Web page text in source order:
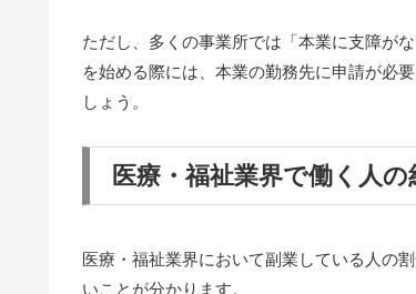
ただし、多くの事業所では「本業に支障が
を始める際には、本業の勤務先に申請が必
しょう。
医療・福祉業界で働く人
医療・福祉業界において副業している人の
いことが分かります。